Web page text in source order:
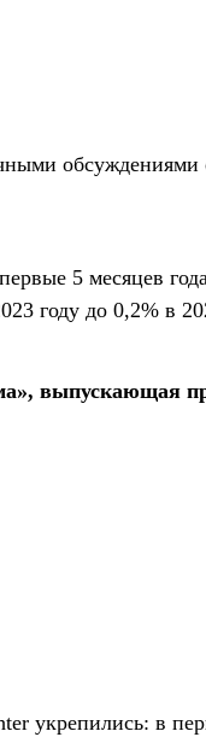
5 месяцев
году до 0,2% в
выпускающая
укрепились: в